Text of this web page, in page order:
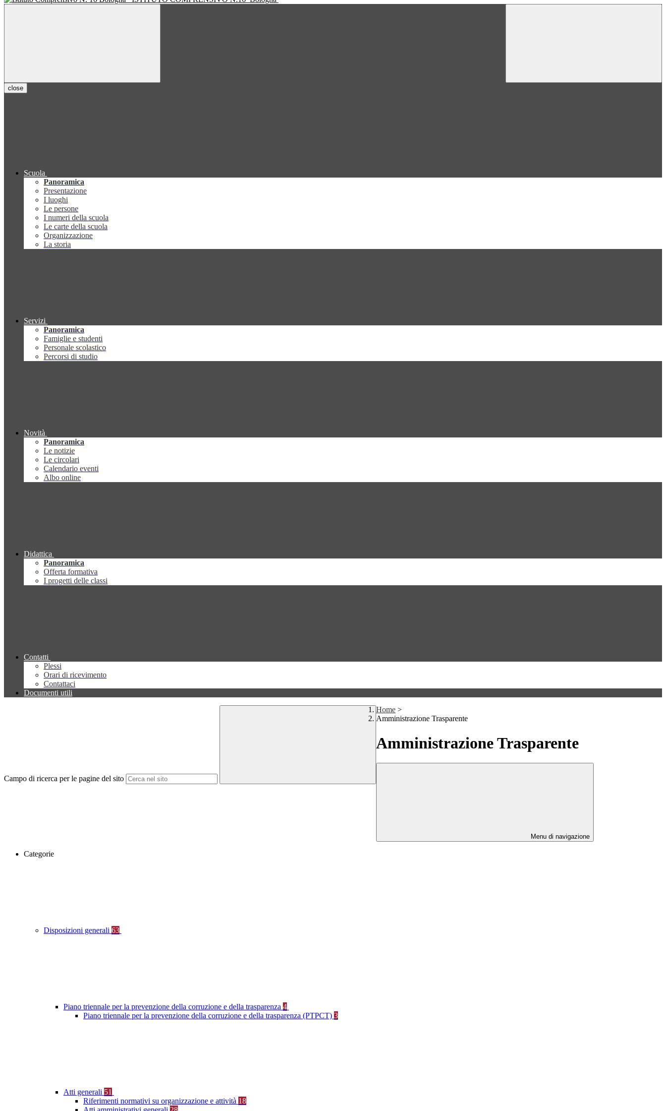
close
Scuola
Panoramica
Presentazione
I luoghi
Le persone
I numeri della scuola
Le carte della scuola
Organizzazione
La storia
Servizi
Panoramica
Famiglie e studenti
Personale scolastico
Percorsi di studio
Novità
Panoramica
Le notizie
Le circolari
Calendario eventi
Albo online
Didattica
Panoramica
Offerta formativa
I progetti delle classi
Contatti
Plessi
Orari di ricevimento
Contattaci
Documenti utili
Campo di ricerca per le pagine del sito
Home >
Amministrazione Trasparente
Amministrazione Trasparente
Menu di navigazione
Categorie
Disposizioni generali 63
Piano triennale per la prevenzione della corruzione e della trasparenza 4
Piano triennale per la prevenzione della corruzione e della trasparenza (PTPCT) 3
Atti generali 51
Riferimenti normativi su organizzazione e attività 18